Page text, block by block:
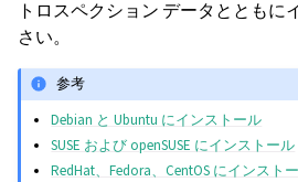
トロスペクション データとともに
さい。
参考
Debian と Ubuntu にインストール
SUSE および openSUSE にインストール
RedHat、Fedora、CentOS にインスト